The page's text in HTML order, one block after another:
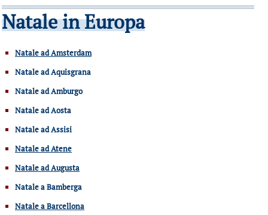
Natale in Europa
Natale ad Amsterdam
Natale ad Aquisgrana
Natale ad Amburgo
Natale ad Aosta
Natale ad Assisi
Natale ad Atene
Natale ad Augusta
Natale a Bamberga
Natale a Barcellona